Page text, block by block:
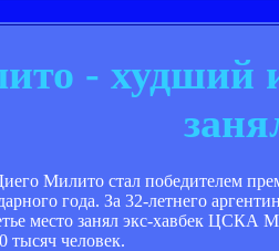
- худший
Милито стал победителем
года. За 32-летнего
место занял экс-хавбек ЦСКА
тысяч человек.